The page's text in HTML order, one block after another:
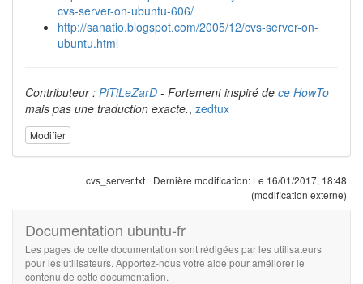
cvs-server-on-ubuntu-606/
http://sanatio.blogspot.com/2005/12/cvs-server-on-
ubuntu.html
Contributeur : PiTiLeZarD - Fortement inspiré de ce HowTo
mais pas une traduction exacte., zedtux
Modifier
cvs_server.txt Dernière modification: Le 16/01/2017, 18:48
(modification externe)
Documentation ubuntu-fr
Les pages de cette documentation sont rédigées par les utilisateurs
pour les utilisateurs. Apportez-nous votre aide pour améliorer le
contenu de cette documentation.